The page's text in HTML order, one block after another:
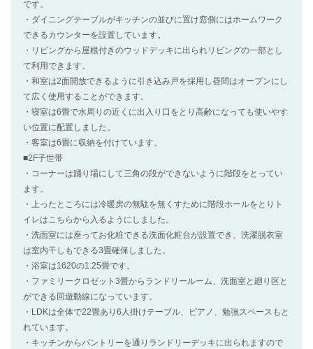
です。
・ダイニングテーブルがキッチンの並びに置け窓側にはホームワーク
できるカウンターを設置しています。
・リビングから屋根付きのウッドデッキに出られリビングの一部とし
て利用できます。
・和室は2面開放できるように引き込み戸を採用し昼間はオープンにし
て広く使用することができます。
・寝室は6畳で水周りの近くに出入り口をとり高齢になっても使いやす
い位置に配置しました。
・客室は6畳に収納を付けています。
■2F子世帯
・コーナーは踊り場にして三角の段ができないように階段をとってい
ます。
・上ったところには冷暖房の無駄を無くすために階段ホールをとりト
イレはこちらから入るようにしました。
・洗面室には座ってお化粧できる洗面化粧台が設置でき、洗濯脱衣室
は室内干しもできる3畳確保しました。
・浴室は1620の1.25畳です。
・ファミリークロゼット3畳からランドリールーム、洗面室と廻り区と
ができる回遊動線になっています。
・LDKは全体で22畳あり6人掛けテーブル、ピアノ、勉強スペースもと
れています。
・キッチンからパントリーを通りランドリーデッキに出られますので